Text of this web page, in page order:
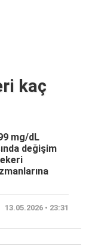
kaç
mg/dL
değişim
13.05.2026 • 23:31